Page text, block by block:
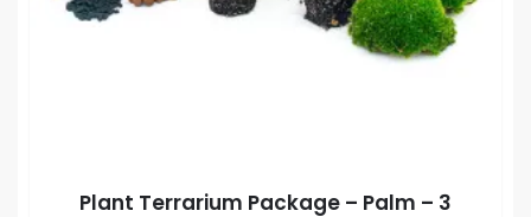
Plant Terrarium Package – Palm – 3